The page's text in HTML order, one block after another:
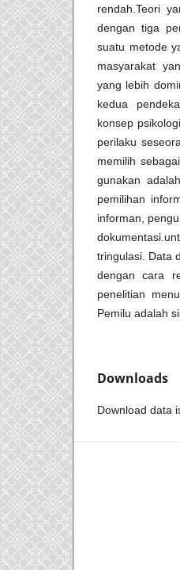
rendah.Teori
dengan tiga
suatu metode
masyarakat
yang lebih
kedua
konsep
perilaku
memilih
gunakan
pemilihan
informan,
tringulasi. Data
dengan cara
penelitian
Pemilu adalah
Downloads
Download data